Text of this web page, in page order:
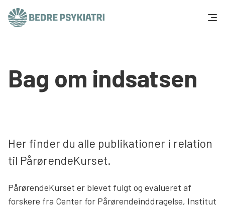
Tal og fakta
Presse og politik
Støt os
Bag om indsatsen
Her finder du alle publikationer i relation
til PårørendeKurset.
PårørendeKurset er blevet fulgt og evalueret af
forskere fra Center for Pårørendeinddragelse, Institut